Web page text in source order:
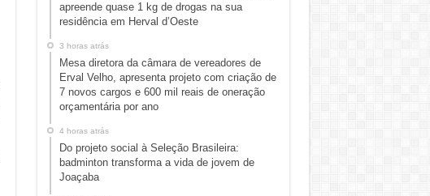
apreende quase 1 kg de drogas na sua
residência em Herval d’Oeste
3 horas atrás
Mesa diretora da câmara de vereadores de
Erval Velho, apresenta projeto com criação de
7 novos cargos e 600 mil reais de oneração
orçamentária por ano
4 horas atrás
Do projeto social à Seleção Brasileira:
badminton transforma a vida de jovem de
Joaçaba